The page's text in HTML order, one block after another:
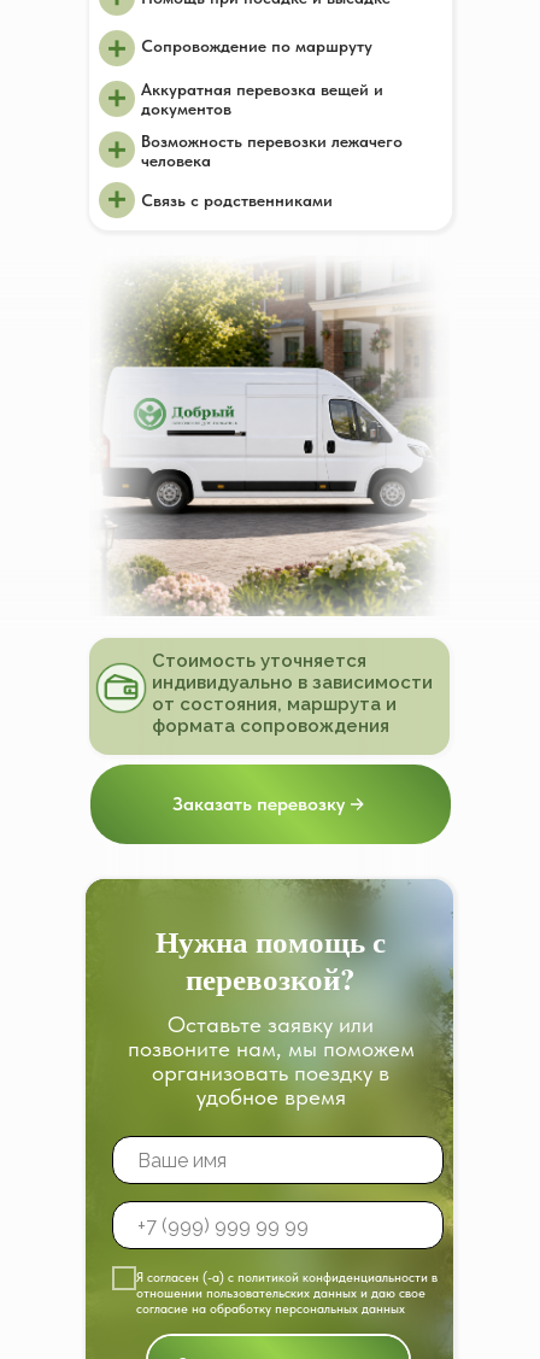
Сопровождение по маршруту
Возможность перевозки лежачего
человека
Связь с родственниками
Аккуратная перевозка вещей и
документов
Заказать перевозку
+
+
+
+
Стоимость уточняется
индивидуально в зависимости
от состояния, маршрута и
формата сопровождения
Нужна помощь с
перевозкой?
Оставьте заявку или
позвоните нам, мы поможем
организовать поездку в
удобное время
Я согласен (-а) с политикой конфиденциальности в
отношении пользовательских данных и даю свое
согласие на обработку персональных данных